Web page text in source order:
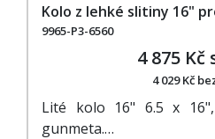
Kolo z lehké slitiny 16"
9965-P3-6560
4 875 Kč
4 029 Kč
Lité kolo 16" 6.5 x
gunmeta.…